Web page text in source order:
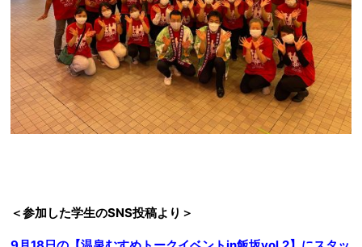
＜参加した学生のSNS投稿より＞